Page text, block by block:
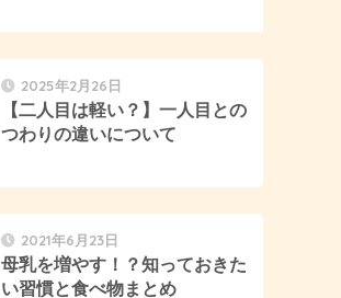
2025年2月26日
【二人目は軽い？】一人目との
つわりの違いについて
2021年6月23日
母乳を増やす！？知っておきた
い習慣と食べ物まとめ